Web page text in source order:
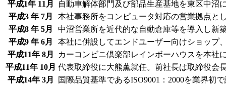
平成1年 11月
自動車解体部門及び部品生産基地を東区中沼
平成3 年 7月
本社事務所をコンピュータ対応の営業拠点と
平成8 年 5月
中沼営業所を近代的な自動倉庫等を導入し新
平成9 年 6月
本社に併設してエンドユーザー向けショップ
平成11年 8月
カーコンビニ倶楽部レインボーハウスを本社
平成11年 10月 代表取締役に大熊薫就任。前社長は取締役会
平成14年 3月
国際品質基準であるISO9001：2000を業界初